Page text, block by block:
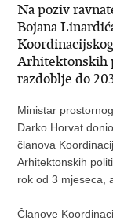
Na poziv
Bojana
Arhitektonskih
razdoblje do
Ministar
Darko Horvat
članova
Arhitektonskih
rok od 3 mjeseca,
Članove